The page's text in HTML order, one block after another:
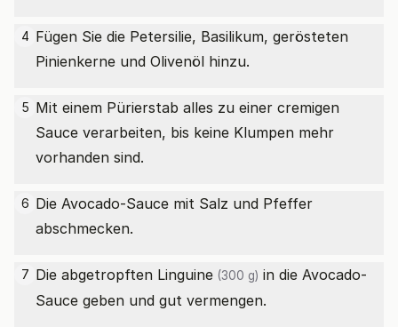
4 Fügen Sie die Petersilie, Basilikum, gerösteten
Pinienkerne und Olivenöl hinzu.
5 Mit einem Pürierstab alles zu einer cremigen
Sauce verarbeiten, bis keine Klumpen mehr
vorhanden sind.
6 Die Avocado-Sauce mit Salz und Pfeffer
abschmecken.
7 Die abgetropften Linguine (300 g) in die Avocado-
Sauce geben und gut vermengen.